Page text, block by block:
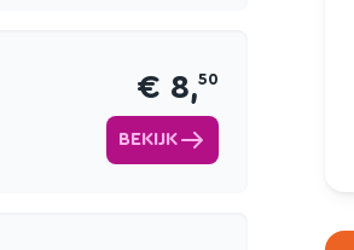
€ 8,50
BEKIJK